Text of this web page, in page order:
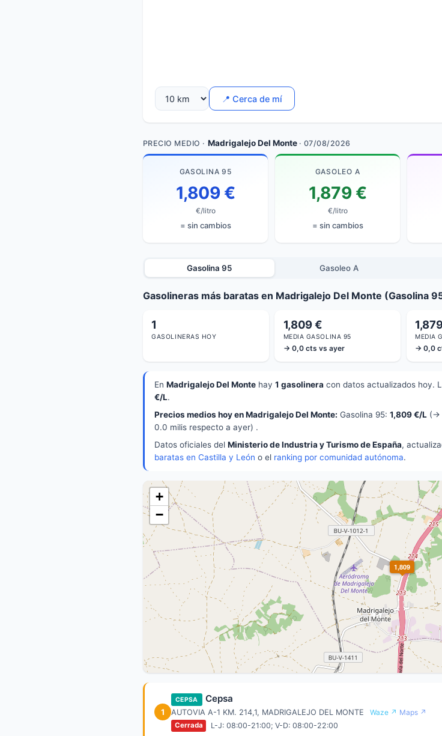
📍 Cerca de mí
PRECIO MEDIO · Madrigalejo Del Monte· 07/08/2026
GASOLINA 95
1,809 €
€/litro
= sin cambios
GASOLEO A
1,879 €
€/litro
= sin cambios
Gasolina 95 Gasoleo A
Gasolineras más baratas en Madrigalejo Del Monte (Gasolina
1
GASOLINERAS HOY
1,809 €
MEDIA GASOLINA 95
→ 0,0 cts vs ayer
MEDIA
→ 0,0
En Madrigalejo Del Monte hay 1 gasolinera con datos actualizados hoy.
€/L.
Precios medios hoy en Madrigalejo Del Monte: Gasolina 95: 1,809 €/L (→
0.0 milis respecto a ayer) .
Datos oficiales del Ministerio de Industria y Turismo de España,
baratas en Castilla y León o el ranking por comunidad autónoma.
1,809
+
−
1
CEPSA Cepsa
AUTOVIA A-1 KM. 214,1, MADRIGALEJO DEL MONTE Waze ↗ Maps ↗
Cerrada L-J: 08:00-21:00; V-D: 08:00-22:00